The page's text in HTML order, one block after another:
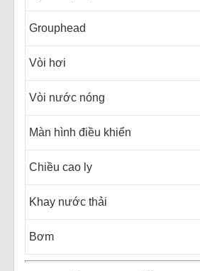
Grouphead
Vòi hơi
Vòi nước nóng
Màn hình điều khiển
Chiều cao ly
Khay nước thải
Bơm